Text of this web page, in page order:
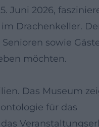
Juni 2026,
Drachenkeller.
sowie
möchten.
Das Museum
für das